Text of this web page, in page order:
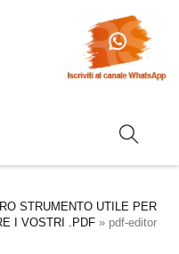
STRUMENTO UTILE PER
I VOSTRI .PDF » pdf-editor